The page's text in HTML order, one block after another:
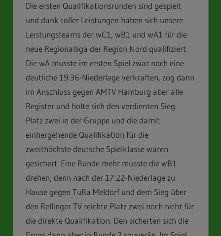
Die ersten Qualifikationsrunden sind gespielt
und dank toller Leistungen haben sich unsere
Leistungsteams der wC1, wB1 und wA1 für die
neue Regionalliga der Region Nord qualifiziert.
Die wA musste im ersten Spiel zwar noch eine
deutliche 19:36-Niederlage verkraften, zog dann
im Anschluss gegen AMTV Hamburg aber alle
Register und holte sich den verdienten Sieg.
Platz zwei in der Gruppe und die damit
einhergehende Qualifikation für die
zweithöchste deutsche Spielklasse waren
gesichert. Eine Runde mehr musste die wB1
drehen, denn nach der 17:22-Niederlage zu
Hause gegen TuRa Meldorf und dem Sieg über
den Rellinger TV reichte Platz zwei noch nicht für
die direkte Qualifikation. Den sicherten sich die